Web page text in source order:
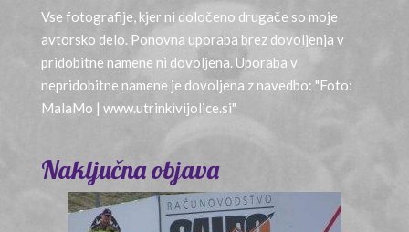
Vse fotografije, kjer ni določeno drugače so moje
avtorsko delo. Ponovna uporaba brez dovoljenja v
pridobitne namene ni dovoljena. Uporaba v
nepridobitne namene je dovoljena z navedbo: "Foto:
MalaMo | www.utrinkivijolice.si"
Naključna objava